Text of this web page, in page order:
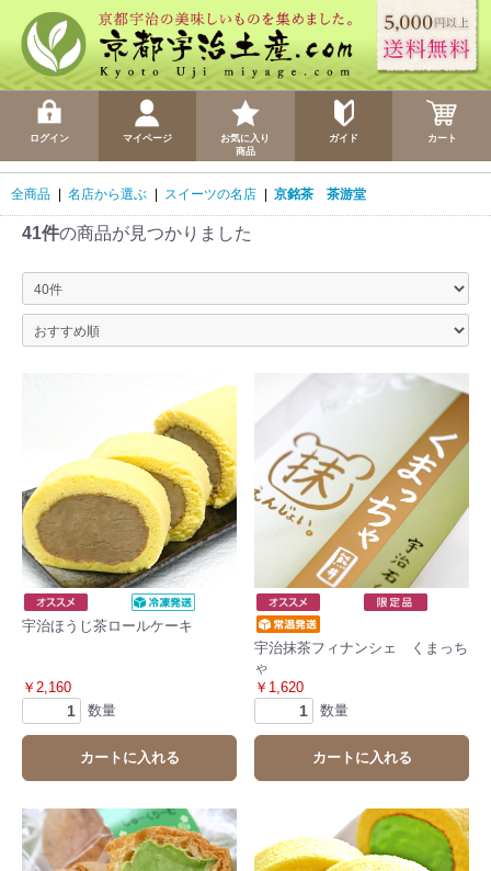
ログイン マイページ
お気に入り
商品
ガイド カート
全商品 名店から選ぶ スイーツの名店 京銘茶 茶游堂
41件の商品が見つかりました
宇治ほうじ茶ロールケーキ
￥2,160
数量
カートに入れる
宇治抹茶フィナンシェ くまっち
ゃ
￥1,620
数量
カートに入れる